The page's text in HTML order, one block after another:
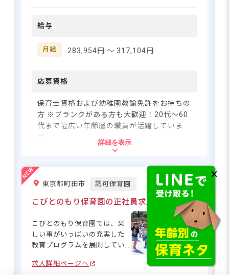
しいこころ・じょうぶなから
目標に、子どもたちの成長を
見守っていきませんか？
給与
月給 283,954円 〜317,104円
応募資格
保育士資格および幼稚園教諭免許をお持ちの
方 ※ブランクがある方も大歓迎！20代～60
代まで幅広い年齢層の職員が活躍していま
す。
住所
東京都町田市常盤町3031-2
神奈中バス「常盤バス停」より徒歩7分
■マイカー・バイク・自転車通勤可（駐
車場完備）
詳細を表示
東京都町田市 認可保育園
こびとのもり保育園の正社員求人
こびとのもり保育園では、楽
しい事がいっぱいの充実した
教育プログラムを展開してい
へお出かけすることも。近所
求人詳細ページへ